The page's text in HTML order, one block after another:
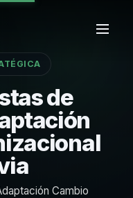
de
Cambio